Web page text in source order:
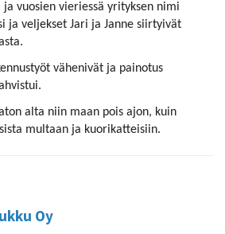
ja vuosien vieriessä yrityksen nimi
ja veljekset Jari ja Janne siirtyivät
vähenivät ja painotus
alta niin maan pois ajon, kuin
multaan ja kuorikatteisiin.
Oy